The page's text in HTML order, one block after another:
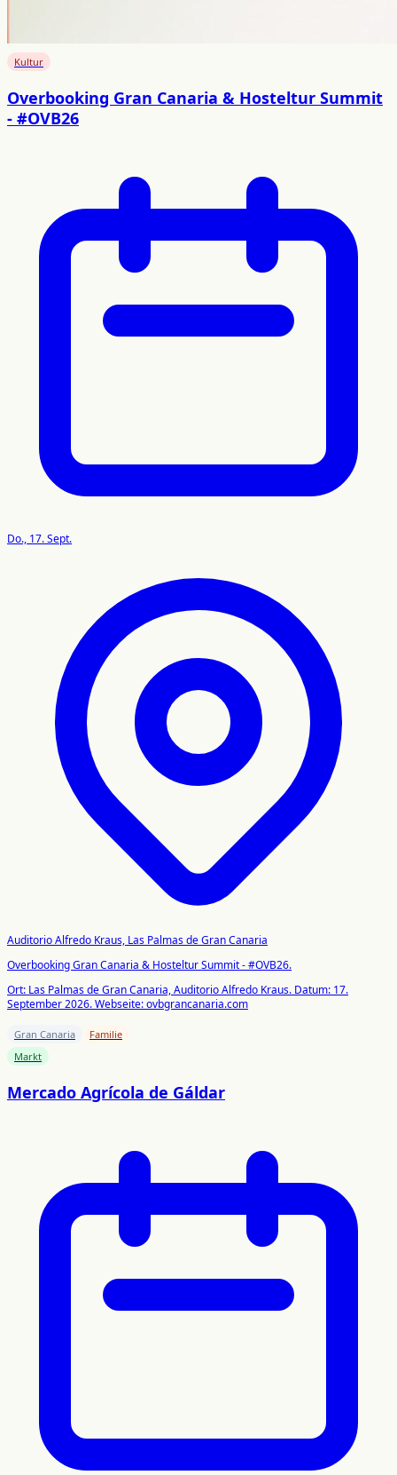
Kultur
Overbooking Gran Canaria & Hosteltur Summit
- #OVB26
Do., 17. Sept.
Auditorio Alfredo Kraus, Las Palmas de Gran Canaria
Overbooking Gran Canaria & Hosteltur Summit - #OVB26.
Ort: Las Palmas de Gran Canaria, Auditorio Alfredo Kraus. Datum: 17.
September 2026.Webseite: ovbgrancanaria.com
Gran Canaria
Familie
Markt
Mercado Agrícola de Gáldar